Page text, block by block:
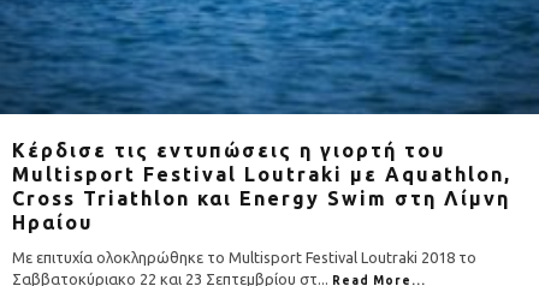
Κέρδισε τις εντυπώσεις η γιορτή του
Multisport Festival Loutraki με Aquathlon,
Cross Triathlon και Energy Swim στη Λίμνη
Ηραίου
Με επιτυχία ολοκληρώθηκε το Multisport Festival Loutraki 2018 το
Σαββατοκύριακο 22 και 23 Σεπτεμβρίου στ... Read More...